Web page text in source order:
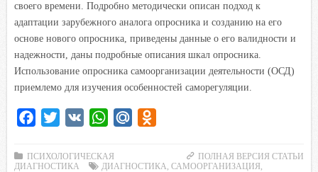
своего времени. Подробно методически описан подход к
адаптации зарубежного аналога опросника и созданию на его
основе нового опросника, приведены данные о его валидности и
надежности, даны подробные описания шкал опросника.
Использование опросника самоорганизации деятельности (ОСД)
приемлемо для изучения особенностей саморегуляции.
c
i
W
a
ПОЛНАЯ ВЕРСИЯ СТАТЬИ
ПСИХОЛОГИЧЕСКАЯ
ДИАГНОСТИКА
ДИАГНОСТИКА САМООРГАНИЗАЦИЯ